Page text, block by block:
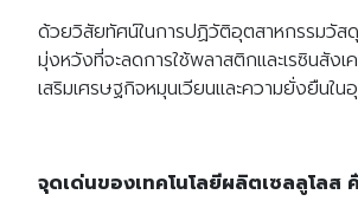
ด้วยวิสัยทัศน์ในการปฏิวัติอุตสาหกรรมวั
มุ่งหวังที่จะลดการใช้พลาสติกและเรซินสัง
เสริมเศรษฐกิจหมุนเวียนและความยั่งยืนใ
จุดเด่นของเทคโนโลยีผลิตเซลลูโลส